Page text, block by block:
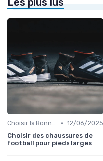
Les plus lus
Choisir la Bonne Taille • 12/06/2025
Choisir des chaussures de
football pour pieds larges